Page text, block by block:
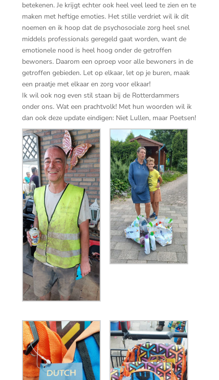
betekenen. Je krijgt echter ook heel veel leed te zien en te
maken met heftige emoties. Het stille verdriet wil ik dit
noemen en ik hoop dat de psychosociale zorg heel snel
middels professionals geregeld gaat worden, want de
emotionele nood is heel hoog onder de getroffen
bewoners. Daarom een oproep voor alle bewoners in de
getroffen gebieden. Let op elkaar, let op je buren, maak
een praatje met elkaar en zorg voor elkaar!
Ik wil ook nog even stil staan bij de Rotterdammers
onder ons. Wat een prachtvolk! Met hun woorden wil ik
dan ook deze update eindigen: Niet Lullen, maar Poetsen!